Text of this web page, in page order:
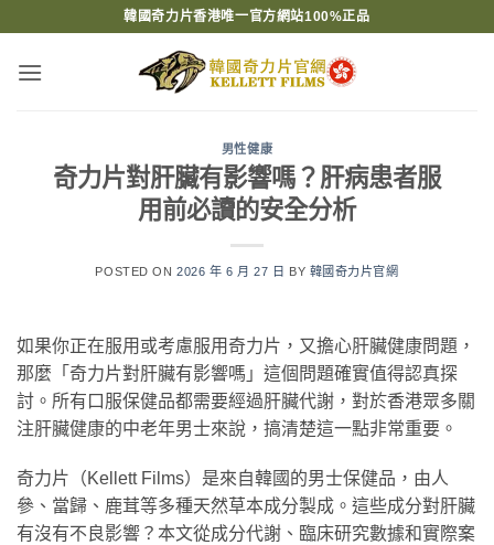
content
韓國奇力片香港唯一官方網站100%正品
男性健康
奇力片對肝臟有影響嗎？肝病患者服
用前必讀的安全分析
POSTED ON2026 年 6 月 27 日 BY 韓國奇力片官網
如果你正在服用或考慮服用奇力片，又擔心肝臟健康問題，
那麼「奇力片對肝臟有影響嗎」這個問題確實值得認真探
討。所有口服保健品都需要經過肝臟代謝，對於香港眾多關
注肝臟健康的中老年男士來說，搞清楚這一點非常重要。
奇力片（Kellett Films）是來自韓國的男士保健品，由人
參、當歸、鹿茸等多種天然草本成分製成。這些成分對肝臟
有沒有不良影響？本文從成分代謝、臨床研究數據和實際案